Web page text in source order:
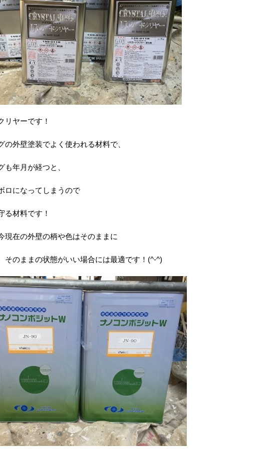
リヤーです！
の外壁塗装でよく使われる材料で、
も年月が経つと、
ロになってしまうので
る材料です！
現在の外壁の柄や色はそのままに
そのままの状態がいい場合には最適です！(^-^)